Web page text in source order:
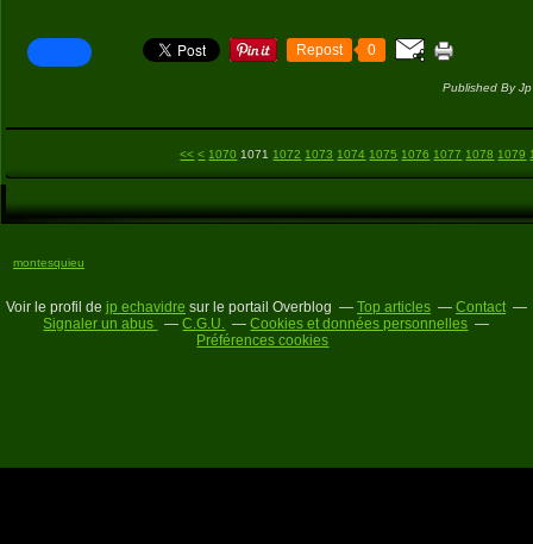
Repost 0
Published By
<< < 1000
1010
1020
1030
1040
1050
1060
1070 1071 1072 1073 1074 1075 1076 1077 1078 1079
montesquieu
Voir le profil de jp echavidre sur le portail Overblog Top articles
Contact
Signaler un abus
C.G.U.
Cookies et données personnelles
Préférences cookies